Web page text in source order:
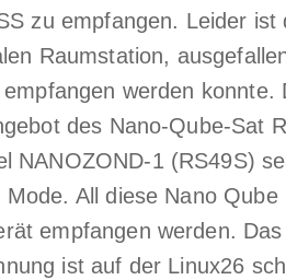
zu empfangen. Leider
Raumstation,
werden
des Nano-Qube-Sat
NANOZOND-1 (RS49S)
Mode. All diese Nano
empfangen werden.
ist auf der Linux26